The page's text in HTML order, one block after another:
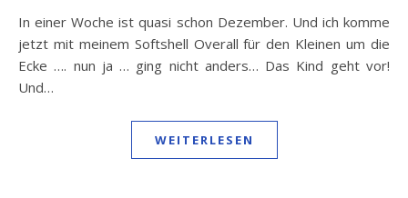
In einer Woche ist quasi schon Dezember. Und ich komme
jetzt mit meinem Softshell Overall für den Kleinen um die
Ecke …. nun ja … ging nicht anders… Das Kind geht vor!
Und…
WEITERLESEN